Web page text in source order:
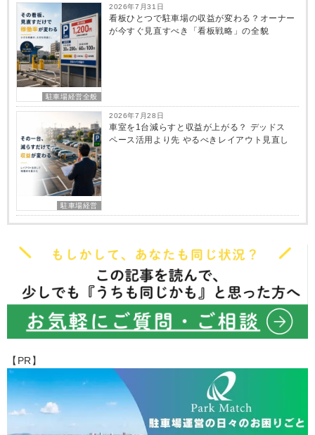
駐車場経営全般
2026年7月31日
看板ひとつで駐車場の収益が変わる？オーナー
が今すぐ見直すべき「看板戦略」の全貌
駐車場経営
2026年7月28日
車室を1台減らすと収益が上がる？ デッドス
ペース活用より先 やるべきレイアウト見直し
【PR】